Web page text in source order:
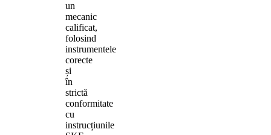
un
mecanic
calificat,
folosind
instrumentele
corecte
și
în
strictă
conformitate
cu
instrucțiunile